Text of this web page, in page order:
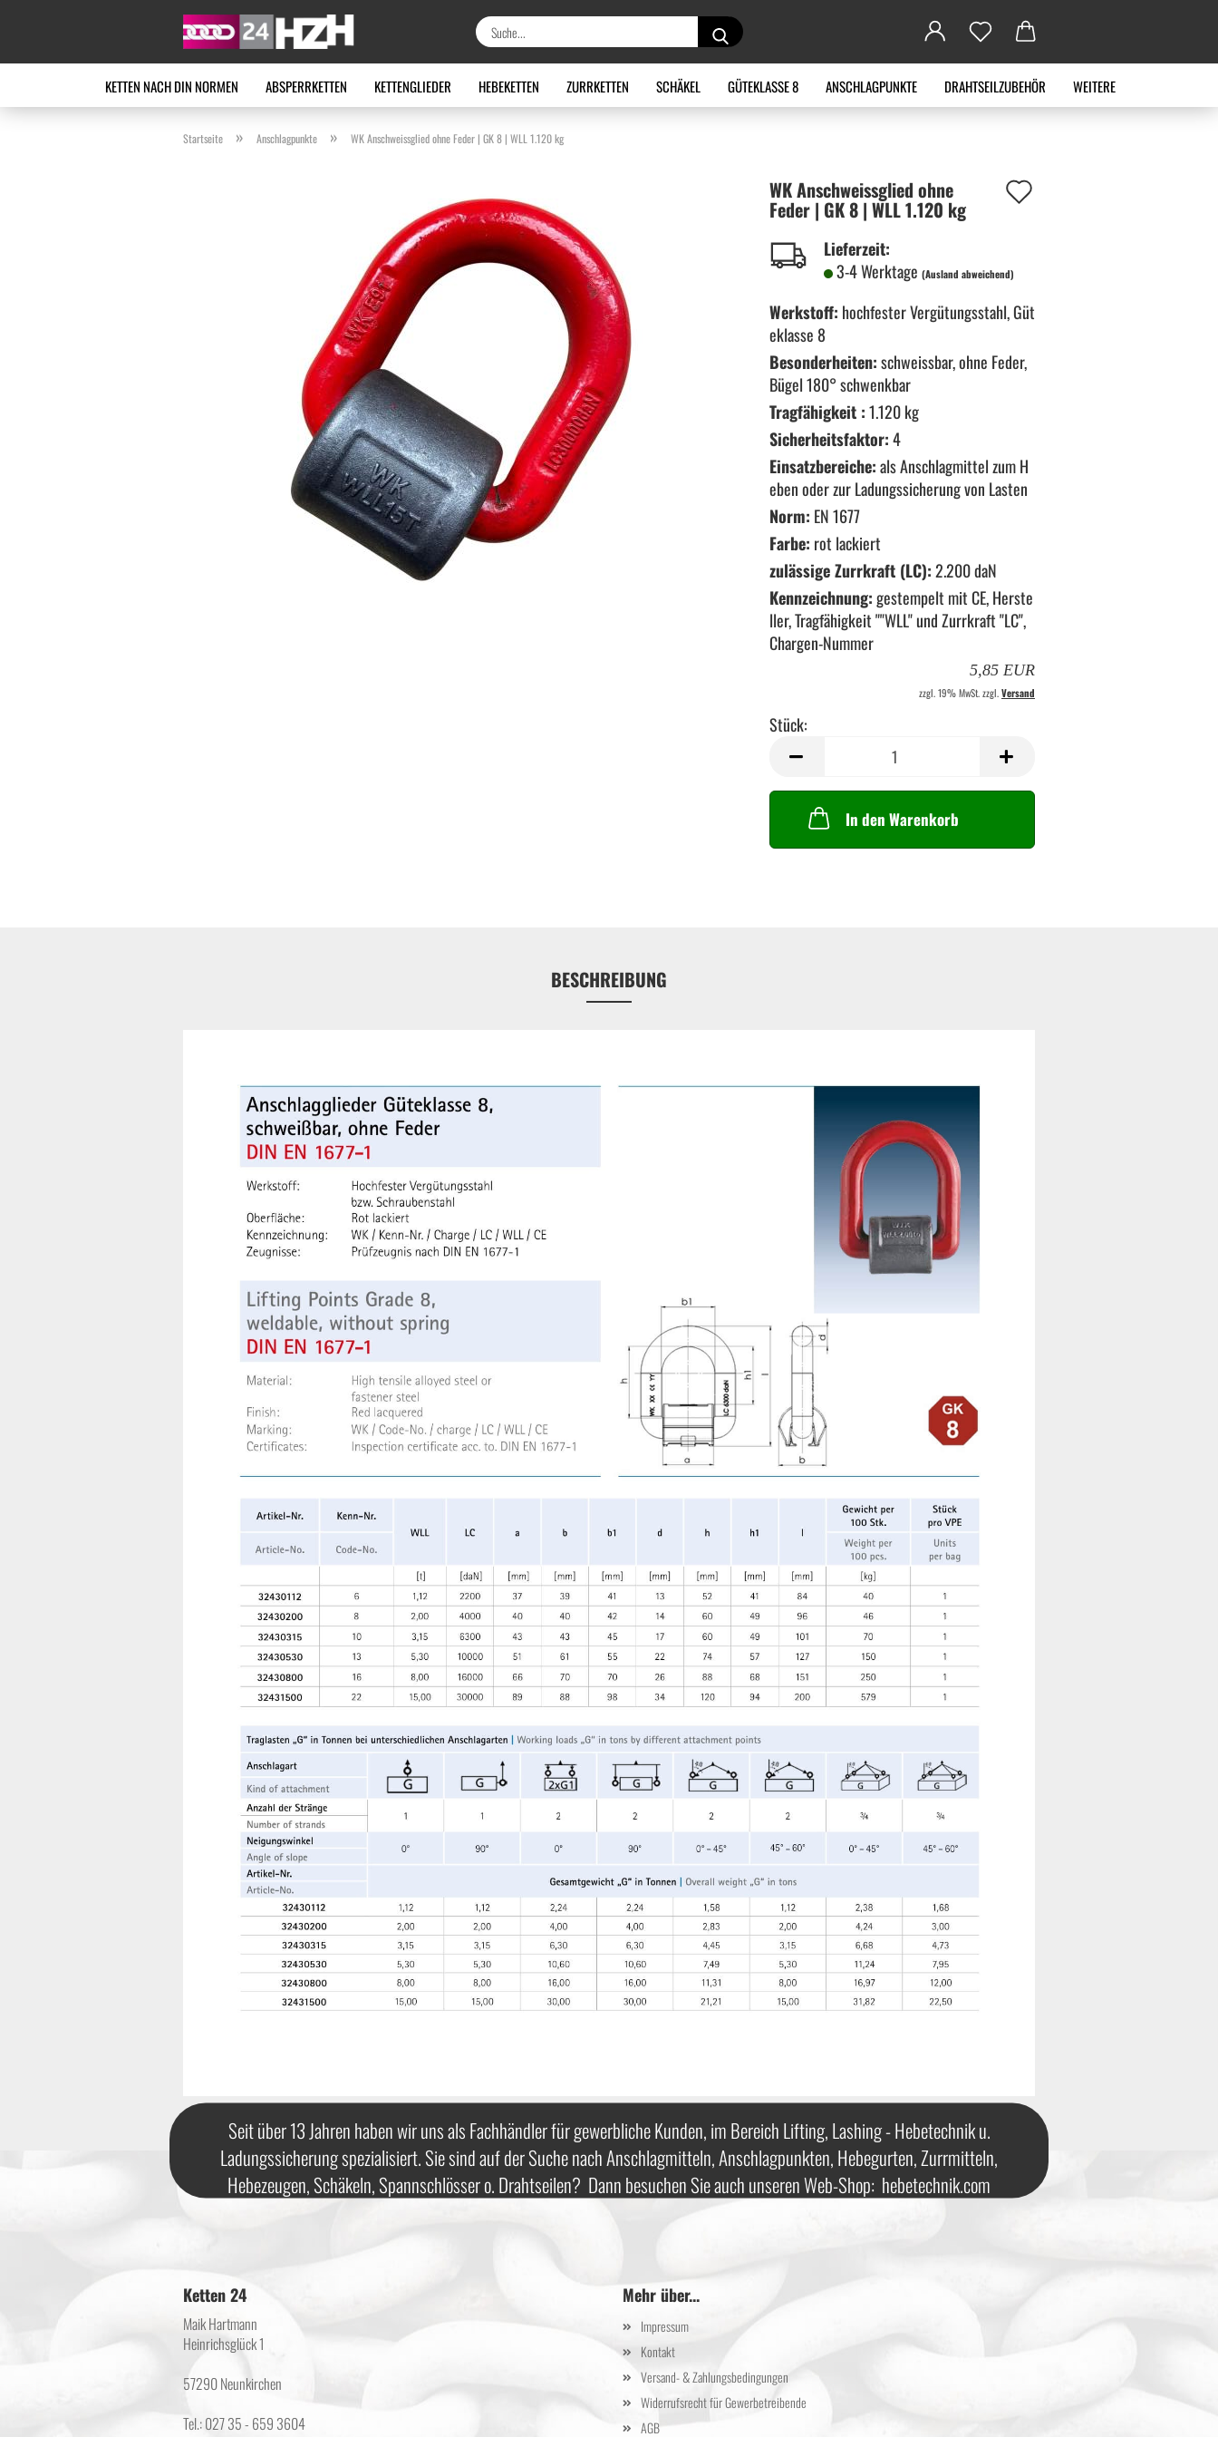
Suche...
KETTEN NACH DIN NORMEN ABSPERRKETTEN KETTENGLIEDER HEBEKETTEN ZURRKETTEN SCHÄKEL GÜTEKLASSE 8 ANSCHLAGPUNKTE DRAHTSEILZUBEHÖR WEITERE
Startseite » Anschlagpunkte » WK Anschweissglied ohne Feder | GK 8 | WLL 1.120 kg
WK An­schweiss­glied ohne
Feder | GK 8 | WLL 1.120 kg
Lieferzeit:
3-4 Werktage (Ausland abweichend)
Werkstoff: hochfester Vergütungsstahl, Güt
eklasse 8
Besonderheiten:schweissbar, ohne Feder,
Bügel 180° schwenkbar
Tragfähigkeit :1.120 kg
Sicherheitsfaktor:4
Einsatzbereiche:als Anschlagmittel zum H
eben oder zur Ladungssicherung von Lasten
Norm: EN 1677
Farbe: rot lackiert
zulässige Zurrkraft (LC):2.200 daN
Kennzeichnung:gestempelt mit CE, Herste
ller, Tragfähigkeit ""WLL" und Zurrkraft "LC",
Chargen-Nummer
5,85 EUR
zzgl. 19% MwSt. zzgl.Versand
Stück:
Stück
In den Warenkorb
BESCHREIBUNG
Seit über 13 Jahren haben wir uns als Fachhändler für gewerbliche Kunden, im Bereich Lifting, Lashing - Hebetechnik u.
Ladungssicherung spezialisiert. Sie sind auf der Suche nach Anschlagmitteln, Anschlagpunkten, Hebegurten, Zurrmitteln,
Hebezeugen, Schäkeln, Spannschlösser o. Drahtseilen? Dann besuchen Sie auch unseren Web-Shop: hebetechnik.com
Ketten 24
Maik Hartmann
Heinrichsglück 1
57290 Neunkirchen
Tel.: 027 35 - 659 3604
Mehr über...
Impressum
Kontakt
Versand- & Zahlungsbedingungen
Widerrufsrecht für Gewerbetreibende
AGB